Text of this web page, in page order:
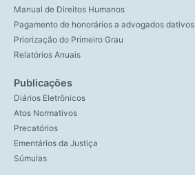
Manual de Direitos Humanos
Pagamento de honorários a advogados dativos
Priorização do Primeiro Grau
Relatórios Anuais
Publicações
Diários Eletrônicos
Atos Normativos
Precatórios
Ementários da Justiça
Súmulas